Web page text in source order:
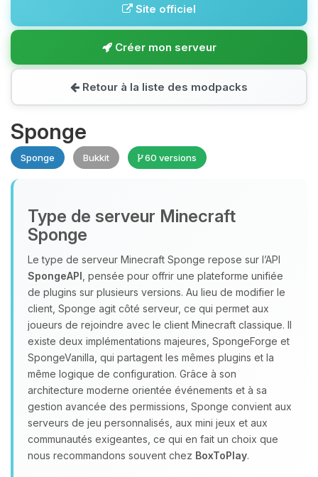
Site officiel
Créer mon serveur
Retour à la liste des modpacks
Sponge
Sponge Bukkit 60 versions
Type de serveur Minecraft
Sponge
Le type de serveur Minecraft Sponge repose sur l’API
SpongeAPI , pensée pour offrir une plateforme unifiée
de plugins sur plusieurs versions. Au lieu de modifier le
client, Sponge agit côté serveur, ce qui permet aux
joueurs de rejoindre avec le client Minecraft classique. Il
existe deux implémentations majeures, SpongeForge et
SpongeVanilla, qui partagent les mêmes plugins et la
même logique de configuration. Grâce à son
architecture moderne orientée événements et à sa
gestion avancée des permissions, Sponge convient aux
serveurs de jeu personnalisés, aux mini jeux et aux
communautés exigeantes, ce qui en fait un choix que
nous recommandons souvent chez BoxToPlay.
Youpi, enfin quelqu’un pour me
parler ! Moi c’est Choupy, ton petit
assistant BoxToPlay. Dis-moi ce dont
tu as besoin et je vais remuer mes
petits circuits pour t’aider.
06/08/2026 à 13:28